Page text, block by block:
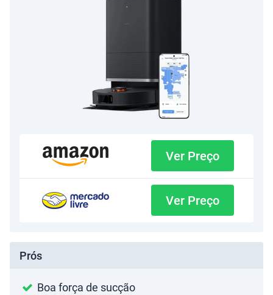
Ver Preço
Ver Preço
Prós
Boa força de sucção